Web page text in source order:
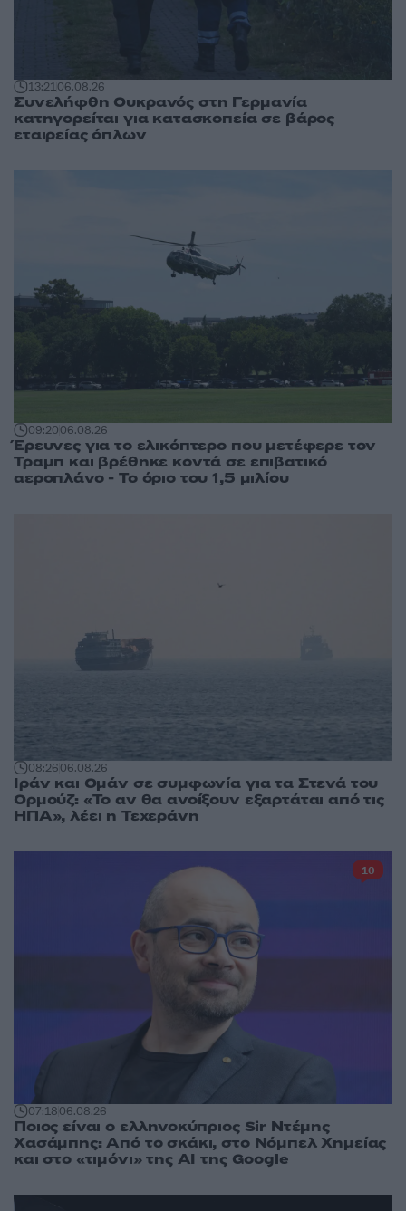
13:2106.08.26
Συνελήφθη Ουκρανός στη Γερμανία
κατηγορείται για κατασκοπεία σε βάρος
εταιρείας όπλων
09:2006.08.26
Έρευνες για το ελικόπτερο που μετέφερε τον
Τραμπ και βρέθηκε κοντά σε επιβατικό
αεροπλάνο - Το όριο του 1,5 μιλίου
08:2606.08.26
Ιράν και Ομάν σε συμφωνία για τα Στενά του
Ορμούζ: «Το αν θα ανοίξουν εξαρτάται από τις
ΗΠΑ», λέει η Τεχεράνη
07:1806.08.26
Ποιος είναι ο ελληνοκύπριος Sir Ντέμης
Χασάμπης: Από το σκάκι, στο Νόμπελ Χημείας
και στο «τιμόνι» της AI της Google
10